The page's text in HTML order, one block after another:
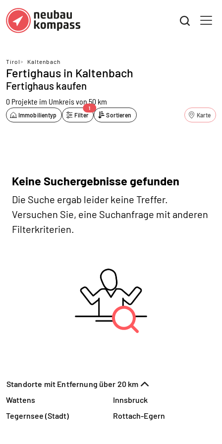
Tirol> Kaltenbach
Fertighaus in Kaltenbach
Fertighaus kaufen
0 Projekte im Umkreis von 50 km
Immobilientyp Filter
1
Sortieren Karte
Keine Suchergebnisse gefunden
Die Suche ergab leider keine Treffer.
Versuchen Sie, eine Suchanfrage mit anderen
Filterkriterien.
Standorte mit Entfernung über 20 km
Wattens
Innsbruck
Tegernsee (Stadt)
Rottach-Egern